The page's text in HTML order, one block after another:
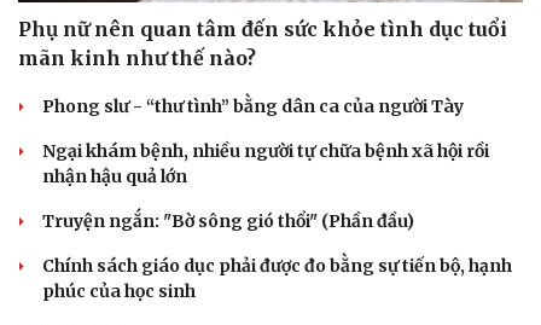
Phụ nữ nên quan tâm đến sức khỏe tình dục tuổi
mãn kinh như thế nào?
Phong slư - “thư tình” bằng dân ca của người Tày
Ngại khám bệnh, nhiều người tự chữa bệnh xã hội rồi
nhận hậu quả lớn
Truyện ngắn: "Bờ sông gió thổi" (Phần đầu)
Chính sách giáo dục phải được đo bằng sự tiến bộ, hạnh
phúc của học sinh